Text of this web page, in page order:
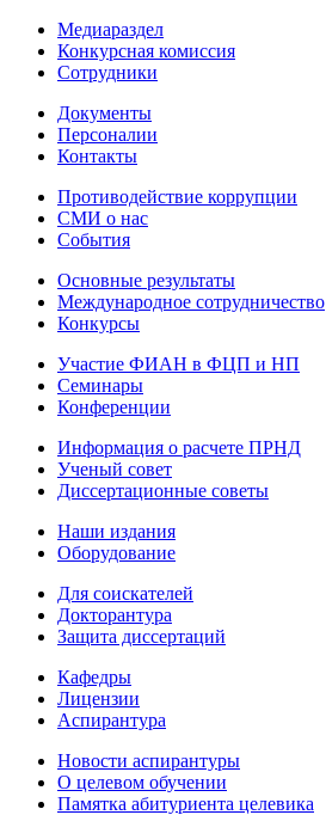
Медиараздел
Конкурсная комиссия
Сотрудники
Документы
Персоналии
Контакты
Противодействие коррупции
СМИ о нас
События
Основные результаты
Международное сотрудничество
Конкурсы
Участие ФИАН в ФЦП и НП
Семинары
Конференции
Информация о расчете ПРНД
Ученый совет
Диссертационные советы
Наши издания
Оборудование
Для соискателей
Докторантура
Защита диссертаций
Кафедры
Лицензии
Аспирантура
Новости аспирантуры
О целевом обучении
Памятка абитуриента целевика